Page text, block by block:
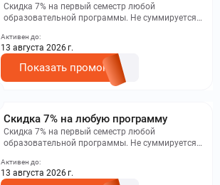
Скидка 7% на первый семестр любой
образовательной программы. Не суммируется с
на сайте.
Активен до:
13 августа 2026 г.
Показать промокод
Скидка 7% на любую программу
Скидка 7% на первый семестр любой
образовательной программы. Не суммируется с
на сайте.
Активен до:
13 августа 2026 г.